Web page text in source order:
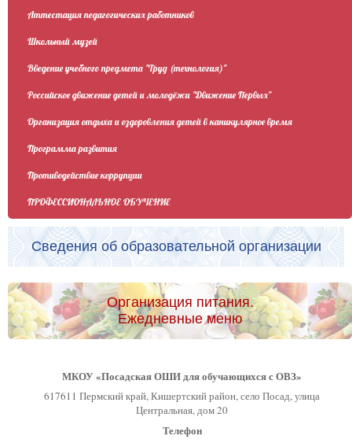
Аттестация педагогических работников
Школьный музей
Введение учебного предмета "Труд (технология)"
Российское движение детей и молодёжи "Движение Первых"
Организация отдыха и оздоровления детей в каникулярное время
Программа развития
Противодействие коррупции
ПРОФЕССИОНАЛЬНОЕ ОБУЧЕНИЕ
Сведения об образовательной организации
Организация питания.
Ежедневные меню
МКОУ «Посадская ОШИ для обучающихся с ОВЗ»
617611 Пермский край, Кишертский район, село Посад, улица
Центральная, дом 20
Телефон